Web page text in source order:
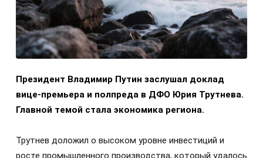
Президент Владимир Путин заслушал доклад
вице-премьера и полпреда в ДФО Юрия Трутнева.
Главной темой стала экономика региона.
Трутнев доложил о высоком уровне инвестиций и